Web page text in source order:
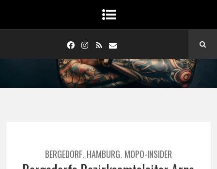
BERGEDORF, HAMBURG, MOPO-INSIDER